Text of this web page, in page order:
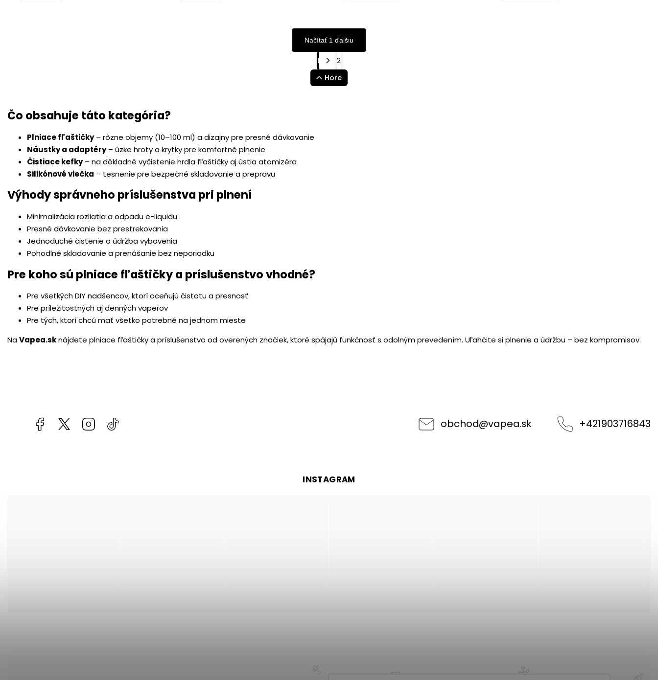
Načítať 1 ďalšiu
1
2
Hore
Čo obsahuje táto kategória?
Plniace fľaštičky– rôzne objemy (10–100 ml) a dizajny pre presné dávkovanie
Náustky a adaptéry– úzke hroty a krytky pre komfortné plnenie
Čistiace kefky– na dôkladné vyčistenie hrdla fľaštičky aj ústia atomizéra
Silikónové viečka – tesnenie pre bezpečné skladovanie a prepravu
Výhody správneho príslušenstva pri plnení
Minimalizácia rozliatia a odpadu e-liquidu
Presné dávkovanie bez prestrekovania
Jednoduché čistenie a údržba vybavenia
Pohodlné skladovanie a prenášanie bez neporiadku
Pre koho sú plniace fľaštičky a príslušenstvo vhodné?
Pre všetkých DIY nadšencov, ktorí oceňujú čistotu a presnosť
Pre príležitostných aj denných vaperov
Pre tých, ktorí chcú mať všetko potrebné na jednom mieste
NaVapea.sknájdete plniace fľaštičky a príslušenstvo od overených značiek, ktoré spájajú funkčnosť s odolným prevedením. Uľahčite si plnenie a údržbu – bez kompromisov.
Facebookkzifcak85131Instagram obchod@vapea.sk +421903716843
INSTAGRAM